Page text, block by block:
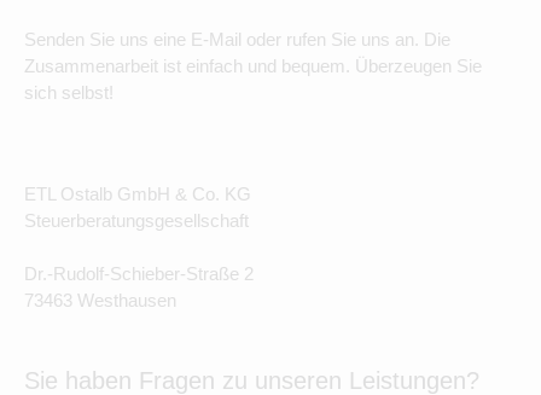
Senden Sie uns eine E-Mail oder rufen Sie uns an. Die
Zusammenarbeit ist einfach und bequem. Überzeugen Sie
sich selbst!
ETL Ostalb GmbH & Co. KG
Steuerberatungsgesellschaft
Dr.-Rudolf-Schieber-Straße 2
73463 Westhausen
Sie haben Fragen zu unseren Leistungen?